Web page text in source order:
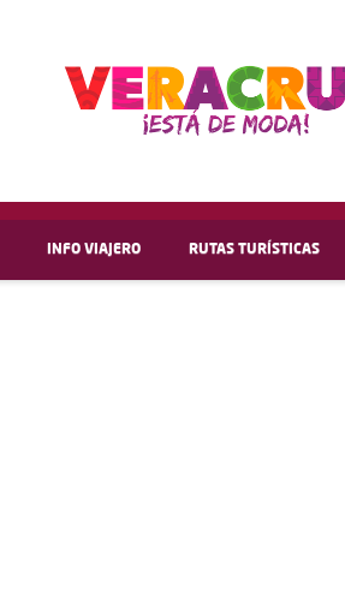
INFO VIAJERO RUTAS TURÍSTICAS